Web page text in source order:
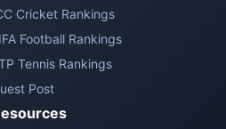
Cricket Rankings
Football Rankings
Tennis Rankings
Post